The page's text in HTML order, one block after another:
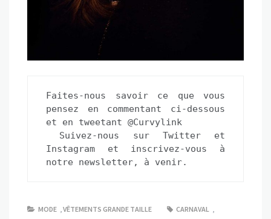
Faites-nous savoir ce que vous
pensez en commentant ci-dessous
et en tweetant @Curvylink
Suivez-nous sur Twitter et
Instagram et inscrivez-vous à
notre newsletter, à venir.
MODE ,VÊTEMENTS GRANDE TAILLE CARNAVAL ,